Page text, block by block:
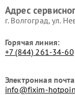
Ariston
Адрес
г. Волгоград, ул.
Горячая линия:
+7 (844) 261-34-60
Электронная
info@fixim-